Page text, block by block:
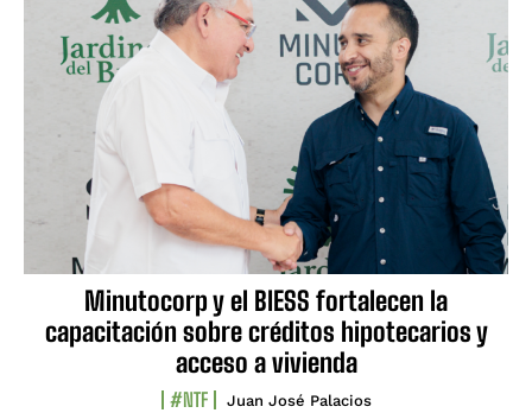
Minutocorp y el BIESS fortalecen la
capacitación sobre créditos hipotecarios y
acceso a vivienda
#NTF Juan José Palacios